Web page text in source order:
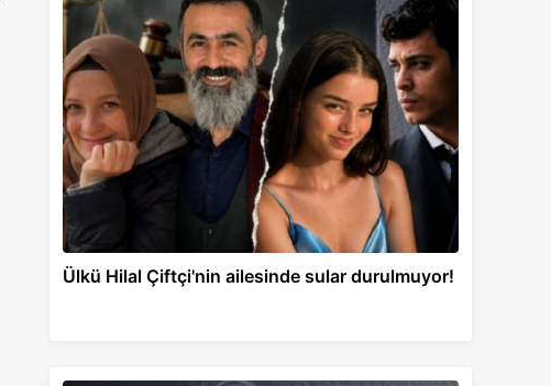
Ülkü Hilal Çiftçi'nin ailesinde sular durulmuyor!